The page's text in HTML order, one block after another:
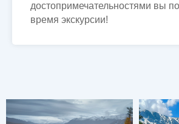
достопримечательностями вы
время экскурсии!